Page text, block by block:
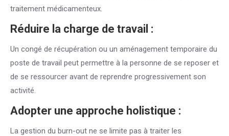
traitement médicamenteux.
Réduire la charge de travail :
Un congé de récupération ou un aménagement temporaire du
poste de travail peut permettre à la personne de se reposer et
de se ressourcer avant de reprendre progressivement son
activité.
Adopter une approche holistique :
La gestion du burn-out ne se limite pas à traiter les